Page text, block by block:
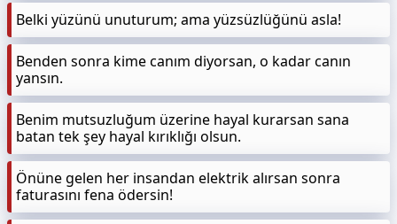
Belki yüzünü unuturum; ama yüzsüzlüğünü asla!
Benden sonra kime canım diyorsan, o kadar canın
yansın.
Benim mutsuzluğum üzerine hayal kurarsan sana
batan tek şey hayal kırıklığı olsun.
Önüne gelen her insandan elektrik alırsan sonra
faturasını fena ödersin!